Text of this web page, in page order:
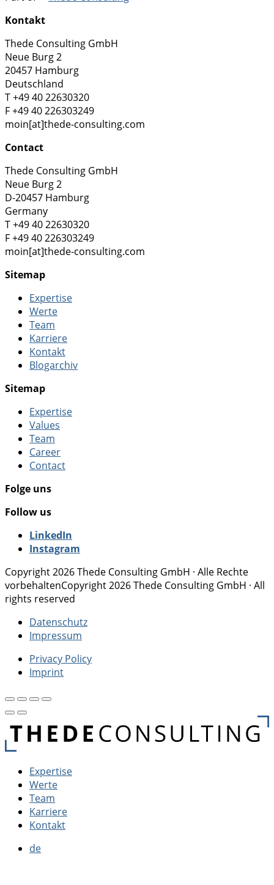
Kontakt
Thede Consulting GmbH
Neue Burg 2
20457 Hamburg
Deutschland
T +49 40 22630320
F +49 40 226303249
moin[at]thede-consulting.com
Contact
Thede Consulting GmbH
Neue Burg 2
D-20457 Hamburg
Germany
T +49 40 22630320
F +49 40 226303249
moin[at]thede-consulting.com
Sitemap
Expertise
Werte
Team
Karriere
Kontakt
Blogarchiv
Sitemap
Expertise
Values
Team
Career
Contact
Folge uns
Follow us
LinkedIn
Instagram
Copyright 2026 Thede Consulting GmbH · Alle Rechte
vorbehaltenCopyright 2026 Thede Consulting GmbH · All
rights reserved
Datenschutz
Impressum
Privacy Policy
Imprint
Expertise
Werte
Team
Karriere
Kontakt
de